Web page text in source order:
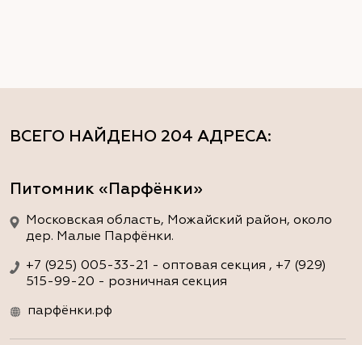
ВСЕГО НАЙДЕНО 204 АДРЕСА:
Питомник «Парфёнки»
Московская область, Можайский район, около
дер. Малые Парфёнки.
+7 (925) 005-33-21 - оптовая секция , +7 (929)
515-99-20 - розничная секция
парфёнки.рф